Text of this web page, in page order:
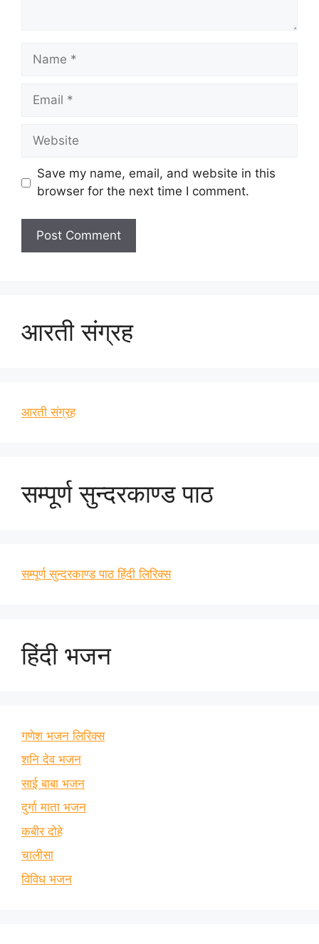
Name
Email
Website
Save my name, email, and website in this
browser for the next time I comment.
आरती संग्रह
आरती संग्रह
सम्पूर्ण सुन्दरकाण्ड पाठ
सम्पूर्ण सुन्दरकाण्ड पाठ हिंदी लिरिक्स
हिंदी भजन
गणेश भजन लिरिक्स
शनि देव भजन
साई बाबा भजन
दुर्गा माता भजन
कबीर दोहे
चालीसा
विविध भजन